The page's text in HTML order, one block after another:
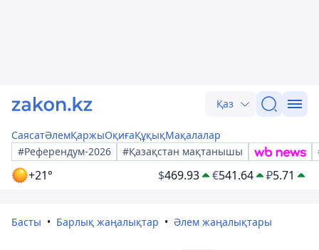
Қаз
СаясатӘлемҚаржыОқиғаҚұқықМақалалар
#Референдум-2026
#Қазақстан мақтанышы
+21° $469.93 €541.64 ₽5.71
Басты Барлық жаңалықтар Әлем жаңалықтары